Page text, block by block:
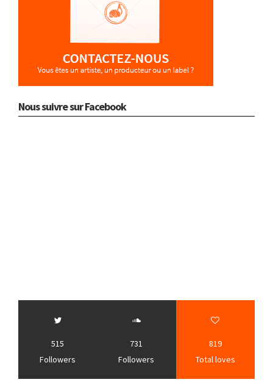
Nous suivre sur Facebook
515
Followers
731
Followers
819
Total loves